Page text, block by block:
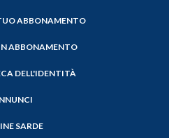
ABBONAMENTO
ABBONAMENTO
DELL'IDENTITÀ
SARDE